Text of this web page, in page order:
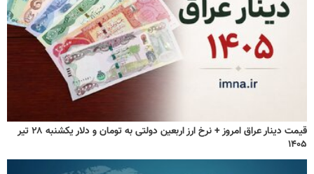
قیمت دینار عراق امروز + نرخ ارز اربعین دولتی به تومان و دلار یکشنبه ۲۸ تیر
۱۴۰۵